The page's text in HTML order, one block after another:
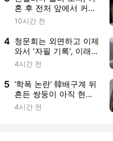
혼 후 전처 앞에서 커밍
아웃 “남들과 달랐
10시간 전
4 청문회는 외면하고 이제
와서 '자필 기록', 이래서
한국축구가 더 안타깝다
4시간 전
5 ‘학폭 논란’ 韓배구계 뒤
흔든 쌍둥이 아직 현역
이다! 나란히 아제르바
4시간 전